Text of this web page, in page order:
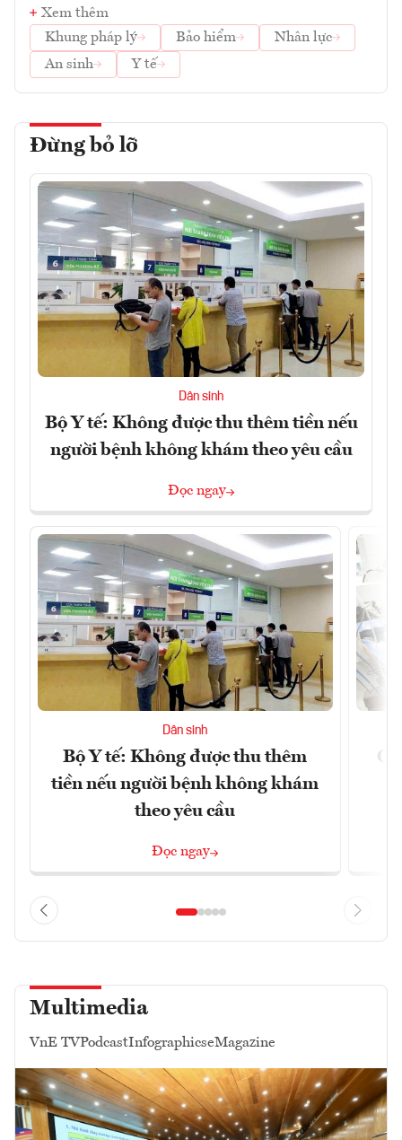
Xem thêm
Khung pháp lý
Bảo hiểm
Nhân lực
An sinh
Y tế
Đừng bỏ lỡ
Dân sinh
Bộ Y tế: Không được thu thêm tiền nếu
người bệnh không khám theo yêu cầu
Đọc ngay
Dân sinh
Bộ Y tế: Không được thu thêm
tiền nếu người bệnh không khám
theo yêu cầu
Đọc ngay
Multimedia
VnE TVPodcastInfographicseMagazine